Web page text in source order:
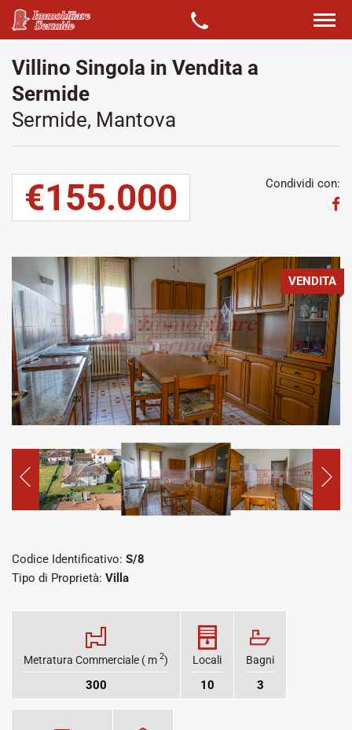
Villino Singola in Vendita a
Sermide
Sermide, Mantova
€155.000 Condividi con:
VENDITA
Codice Identificativo: S/8
Tipo di Proprietà: Villa
Metratura Commerciale ( m 2)
300
Locali
10
Bagni
3